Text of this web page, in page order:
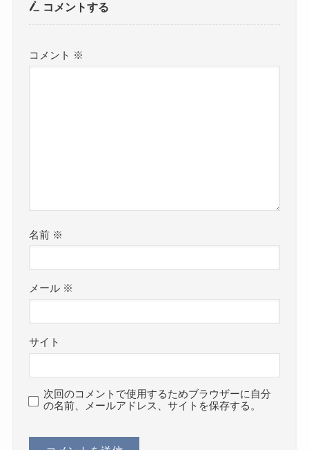
コメントする
コメント ※
名前 ※
メール ※
サイト
次回のコメントで使用するためブラウザーに自分
の名前、メールアドレス、サイトを保存する。